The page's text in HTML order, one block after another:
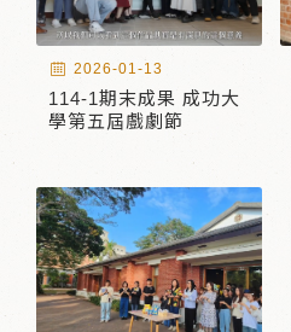
2026-01-13
114-1期末成果 成功大
學第五屆戲劇節